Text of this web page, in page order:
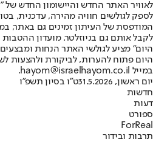
לאוויר האתר החדש והיישומון החדש
לספק לגולשים חוויה מהירה, עדכנית,
המודפסת של העיתון זמינים גם באתר,
לקבל אותם גם בניוזלטר. מועדון
היום" מציע לגולשי האתר הנחות
היום פתוח להערות, לביקורת ולהצעות
במייל hayom@israelhayom.co.il.
יום ראשון, 31.5.2026
ט"ו בסיון תשפ"ו
חדשות
דעות
ספורט
ForReal
תרבות ובידור